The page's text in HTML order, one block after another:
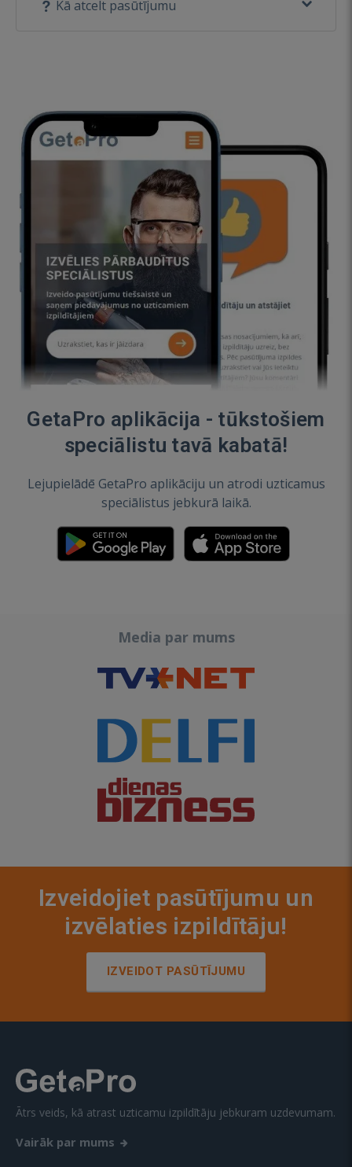
Kā atcelt pasūtījumu
GetaPro aplikācija - tūkstošiem
speciālistu tavā kabatā!
Lejupielādē GetaPro aplikāciju un atrodi uzticamus
speciālistus jebkurā laikā.
Media par mums
Izveidojiet pasūtījumu un
izvēlaties izpildītāju!
IZVEIDOT PASŪTĪJUMU
Ātrs veids, kā atrast uzticamu izpildītāju jebkuram uzdevumam.
Vairāk par mums